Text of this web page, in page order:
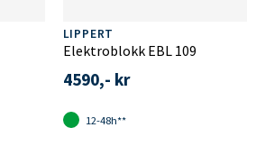
LIPPERT
Elektroblokk EBL 109
4590,- kr
12-48h**